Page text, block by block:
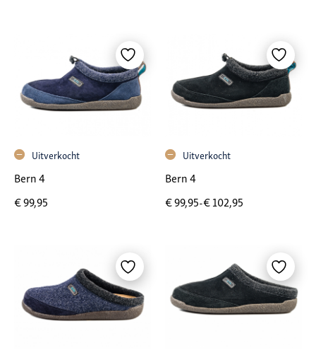
Uitverkocht
Bern 4
€99,95
Uitverkocht
Bern 4
€99,95-€102,95
Prijsklasse: € 99,95 tot € 102,95